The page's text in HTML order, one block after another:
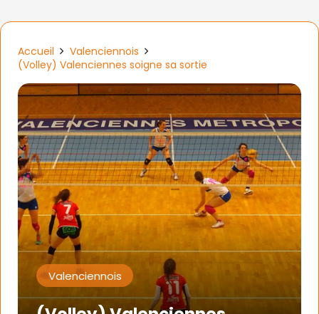
Accueil
Valenciennois
(Volley) Valenciennes soigne sa sortie
Valenciennois